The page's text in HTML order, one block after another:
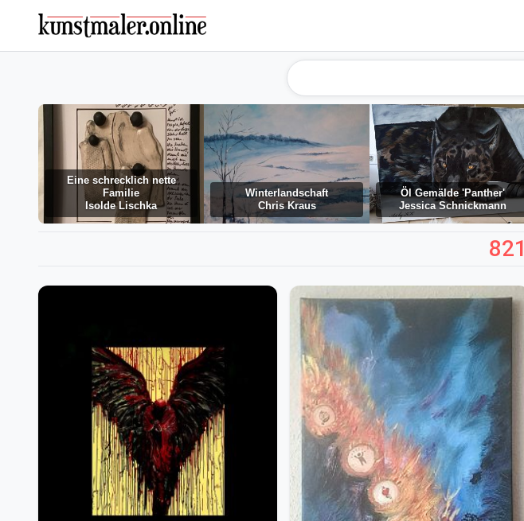
Eine schrecklich nette
Familie
Isolde Lischka
Winterlandschaft
Chris Kraus
Öl Gemälde 'Panther'
Jessica Schnickmann
821